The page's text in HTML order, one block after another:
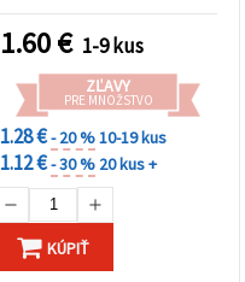
1.60€ 1-9 kus
ZĽAVY
PRE MNOŽSTVO
1.28 €- 20 %10-19 kus
1.12 €- 30 % 20 kus +
KÚPIŤ